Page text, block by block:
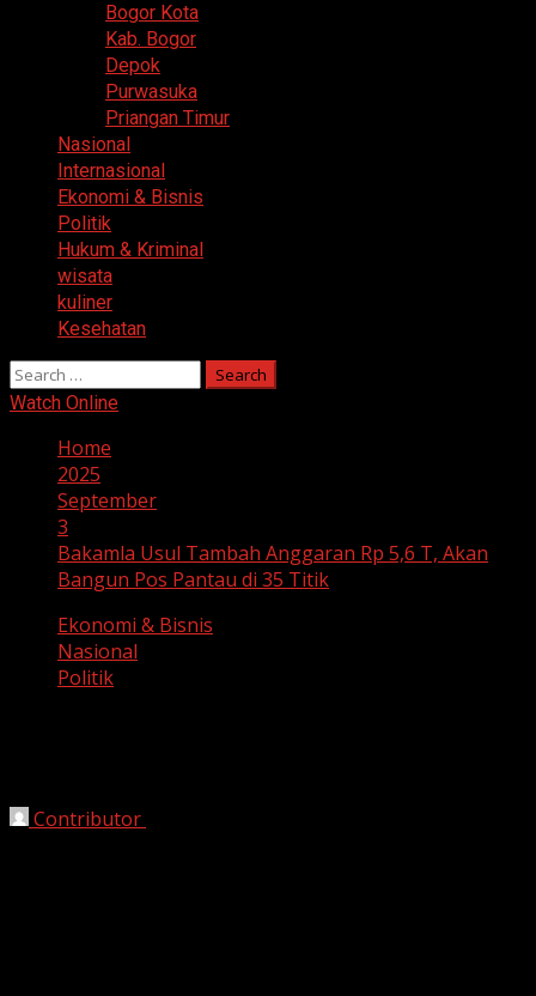
Bogor Kota
Kab. Bogor
Depok
Purwasuka
Priangan Timur
Nasional
Internasional
Ekonomi & Bisnis
Politik
Hukum & Kriminal
wisata
kuliner
Kesehatan
Search
for:
Watch Online
Home
2025
September
3
Bakamla Usul Tambah Anggaran Rp 5,6 T, Akan
Bangun Pos Pantau di 35 Titik
Ekonomi & Bisnis
Nasional
Politik
Contributor